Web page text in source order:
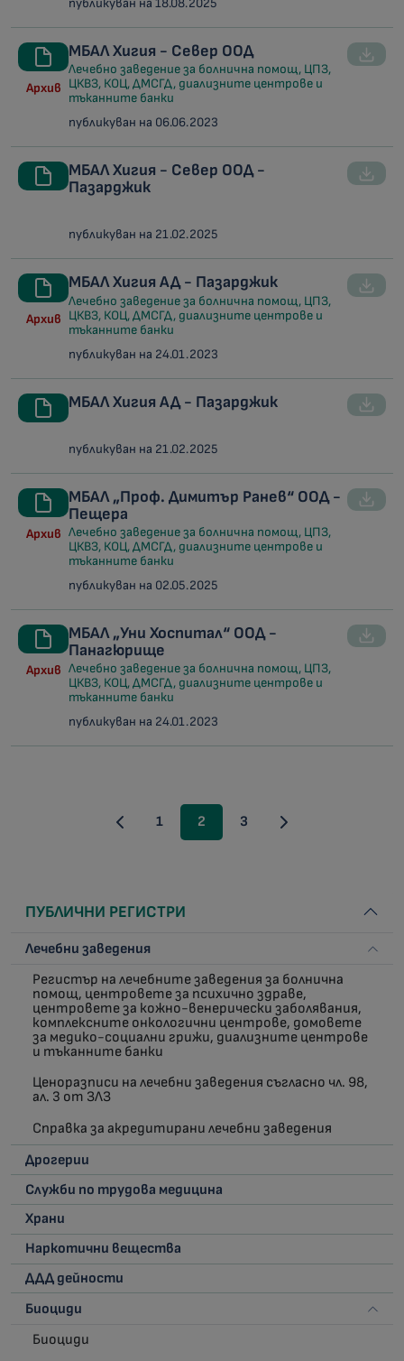
публикуван на 18.08.2025
Архив
МБАЛ Хигия - Север ООД
Лечебно заведение за болнична помощ, ЦПЗ,
ЦКВЗ, КОЦ, ДМСГД, диализните центрове и
тъканните банки
публикуван на 06.06.2023
МБАЛ Хигия - Север ООД -
Пазарджик
публикуван на 21.02.2025
Архив
МБАЛ Хигия АД - Пазарджик
Лечебно заведение за болнична помощ, ЦПЗ,
ЦКВЗ, КОЦ, ДМСГД, диализните центрове и
тъканните банки
публикуван на 24.01.2023
МБАЛ Хигия АД - Пазарджик
публикуван на 21.02.2025
Архив
МБАЛ „Проф. Димитър Ранев“ ООД -
Пещера
Лечебно заведение за болнична помощ, ЦПЗ,
ЦКВЗ, КОЦ, ДМСГД, диализните центрове и
тъканните банки
публикуван на 02.05.2025
Архив
МБАЛ „Уни Хоспитал“ ООД -
Панагюрище
Лечебно заведение за болнична помощ, ЦПЗ,
ЦКВЗ, КОЦ, ДМСГД, диализните центрове и
тъканните банки
публикуван на 24.01.2023
1 2 3
ПУБЛИЧНИ РЕГИСТРИ
Лечебни заведения
Регистър на лечебните заведения за болнична
помощ, центровете за психично здраве,
центровете за кожно-венерически заболявания,
комплексните онкологични центрове, домовете
за медико-социални грижи, диализните центрове
и тъканните банки
Ценоразписи на лечебни заведения съгласно чл. 98,
ал. 3 от ЗЛЗ
Справка за акредитирани лечебни заведения
Дрогерии
Служби по трудова медицина
Храни
Наркотични вещества
ДДД дейности
Биоциди
Биоциди